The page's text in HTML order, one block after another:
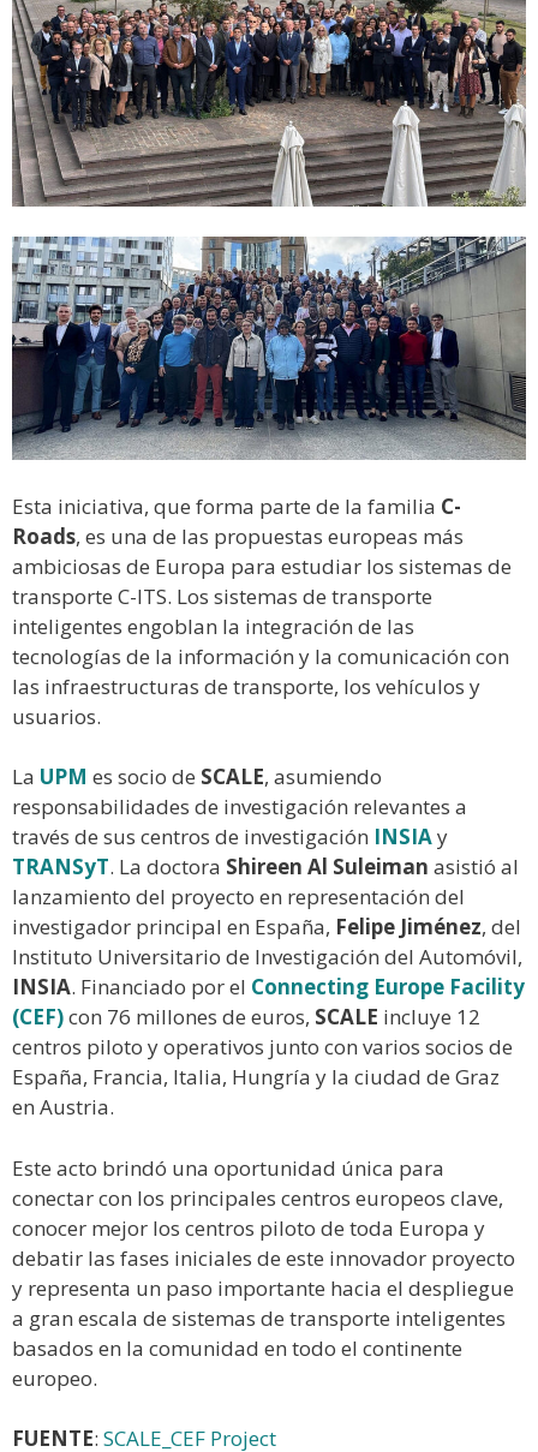
Esta iniciativa, que forma parte de la familia C-
Roads, es una de las propuestas europeas más
ambiciosas de Europa para estudiar los sistemas de
transporte C-ITS. Los sistemas de transporte
inteligentes engoblan la integración de las
tecnologías de la información y la comunicación con
las infraestructuras de transporte, los vehículos y
usuarios.
La UPM es socio de SCALE, asumiendo
responsabilidades de investigación relevantes a
través de sus centros de investigación INSIAy
TRANSyT. La doctora Shireen Al Suleiman asistió al
lanzamiento del proyecto en representación del
investigador principal en España, Felipe Jiménez, del
Instituto Universitario de Investigación del Automóvil,
INSIA. Financiado por el Connecting Europe Facility
(CEF)con 76 millones de euros, SCALE incluye 12
centros piloto y operativos junto con varios socios de
España, Francia, Italia, Hungría y la ciudad de Graz
en Austria.
Este acto brindó una oportunidad única para
conectar con los principales centros europeos clave,
conocer mejor los centros piloto de toda Europa y
debatir las fases iniciales de este innovador proyecto
y representa un paso importante hacia el despliegue
a gran escala de sistemas de transporte inteligentes
basados en la comunidad en todo el continente
europeo.
FUENTE: SCALE_CEF Project